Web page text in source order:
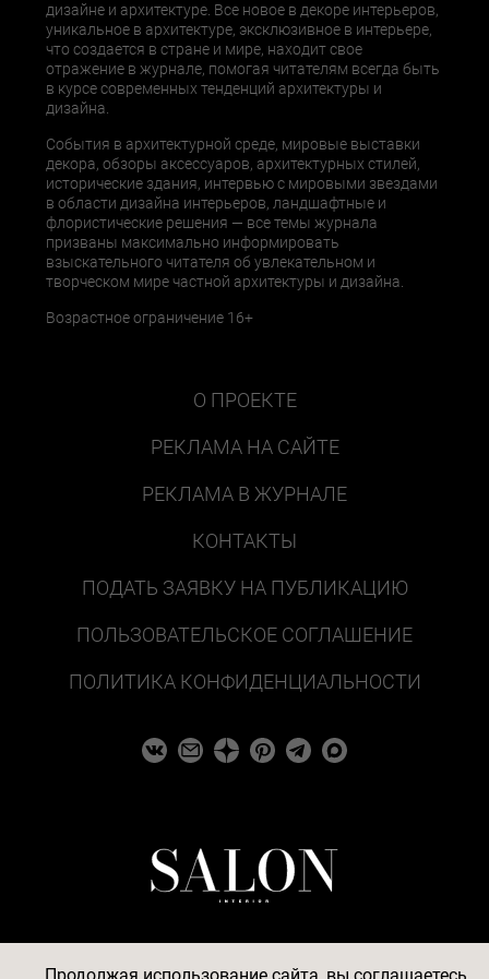
дизайне и архитектуре. Все новое в декоре интерьеров,
уникальное в архитектуре, эксклюзивное в интерьере,
что создается в стране и мире, находит свое
отражение в журнале, помогая читателям всегда быть
в курсе современных тенденций архитектуры и
дизайна.
События в архитектурной среде, мировые выставки
декора, обзоры аксессуаров, архитектурных стилей,
исторические здания, интервью с мировыми звездами
в области дизайна интерьеров, ландшафтные и
флористические решения — все темы журнала
призваны максимально информировать
взыскательного читателя об увлекательном и
творческом мире частной архитектуры и дизайна.
Возрастное ограничение 16+
О ПРОЕКТЕ
РЕКЛАМА НА САЙТЕ
РЕКЛАМА В ЖУРНАЛЕ
КОНТАКТЫ
ПОДАТЬ ЗАЯВКУ НА ПУБЛИКАЦИЮ
ПОЛЬЗОВАТЕЛЬСКОЕ СОГЛАШЕНИЕ
ПОЛИТИКА КОНФИДЕНЦИАЛЬНОСТИ